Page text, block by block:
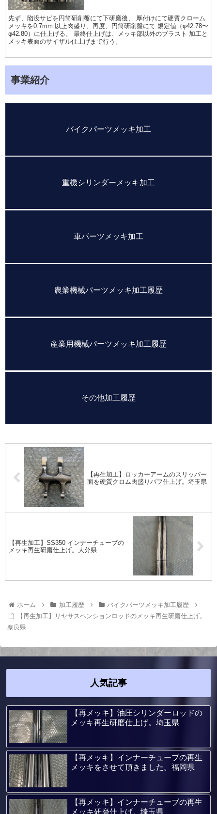
先ず、陥没サビを円筒研削盤にて下研磨後、 厚付けにて硬質クローム
メッキを0.7mm 以上肉盛り、再度、円筒研削盤にて 規定値（φ42.78〜
φ42.80）に仕上げる。 最終仕上げは、メッキ部以外のブラスト 加工と
メッキ表面のサイザル仕上げまで行う。
事業紹介
バイクパーツメッキ加工
重機シリンダーメッキ加工
車パーツメッキ加工
農業機械パーツメッキ加工履歴
産業用機械パーツメッキ加工履歴
その他加工履歴
【再生加工】ロッカーアームのスリッパー
面を硬質クロム肉盛りバフ仕上げ。埼玉県
【再生加工】SS350 インナーチューブの
メッキ再生研磨仕上げ。大分県
ホーム 加工履歴
バイクパーツメッキ加工履歴
【再生加工】リヤサスペンションロッドのメッキ再生研磨仕上げ。
奈良県
人気記事
【再メッキ】油圧シリンダーロッドの
メッキ再生研磨仕上げ。埼玉県
【再メッキ】インナーチューブの再生
メッキをさせて頂きました。福岡県
【再メッキ】インナーチューブの再生
メッキ研磨仕上げ。埼玉県